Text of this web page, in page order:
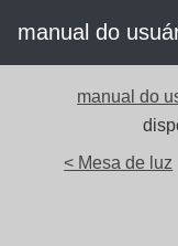
manual do
manual do
< Mesa de luz